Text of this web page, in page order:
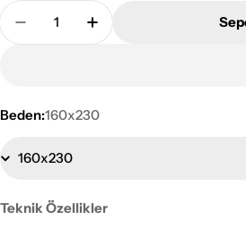
Adet
Pierre Cardin Quenta QZ09A
Pierre Cardin
Beden:160x230
Teknik Özellikler